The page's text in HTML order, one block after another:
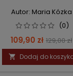
Autor: Maria Kózka
(0)
Cena
109,90 zł Cena
129,00 zł
 Dodaj do